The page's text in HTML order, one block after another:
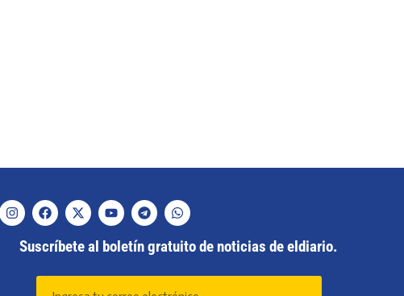
Suscríbete al boletín gratuito de noticias de eldiario.